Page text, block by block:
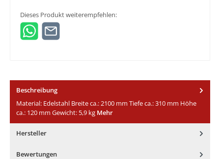
Dieses Produkt weiterempfehlen:
Beschreibung
Material: Edelstahl Breite ca.: 2100 mm Tiefe ca.: 310 mm Höhe
ca.: 120 mm Gewicht: 5,9 kg Mehr
Hersteller
Bewertungen